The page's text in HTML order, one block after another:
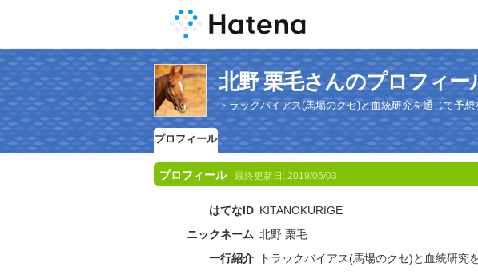
北野 栗毛さんのプロフィー
トラックバイアス(馬場のクセ)と血統研究を通じて予
プロフィール
プロフィール 最終更新日: 2019/05/03
はてなID KITANOKURIGE
ニックネーム 北野 栗毛
一行紹介
トラックバイアス(馬場のクセ)と 血統研究